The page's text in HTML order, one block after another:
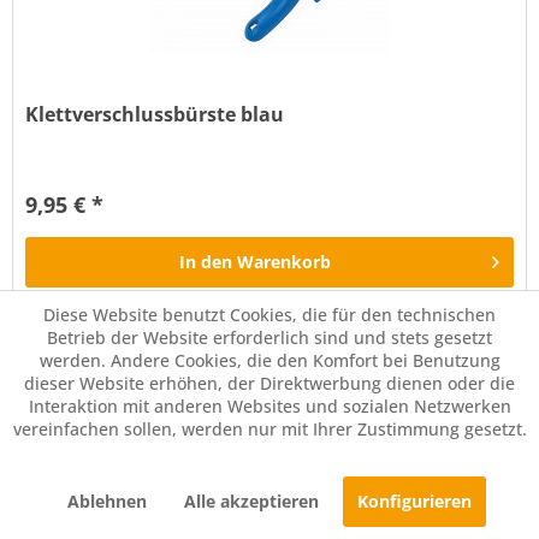
Klettverschlussbürste blau
von Fusseln, Stroh etc. durch extra feine, abgewinkelte
Metallborsten.
9,95 € *
In den Warenkorb
Merken
Diese Website benutzt Cookies, die für den technischen
Betrieb der Website erforderlich sind und stets gesetzt
werden. Andere Cookies, die den Komfort bei Benutzung
dieser Website erhöhen, der Direktwerbung dienen oder die
Interaktion mit anderen Websites und sozialen Netzwerken
vereinfachen sollen, werden nur mit Ihrer Zustimmung gesetzt.
Ablehnen Alle akzeptieren Konfigurieren